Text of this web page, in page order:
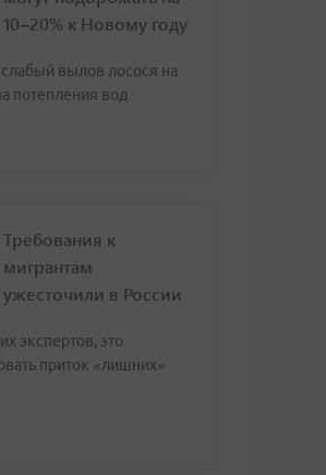
10–20% к Новому году
вылов лосося на
потепления вод
Требования к
мигрантам
ужесточили в России
экспертов, это
приток «лишних»